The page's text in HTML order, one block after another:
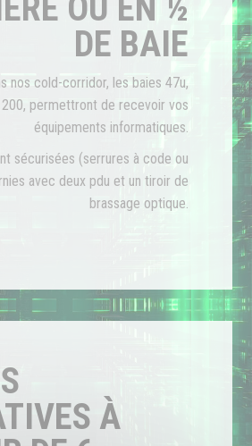
OU EN ½
DE BAIE
nos cold-corridor, les baies 47u,
permettront de recevoir vos
équipements informatiques.
sécurisées (serrures à code ou
avec deux pdu et un tiroir de
brassage optique.
À